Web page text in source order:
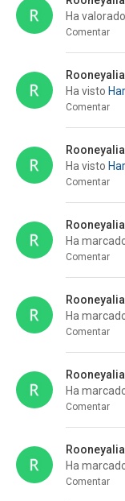
Ha valorado
Comentar
Ha visto
Comentar
Ha visto
Comentar
Ha
Comentar
Ha
Comentar
Ha
Comentar
Ha
Comentar